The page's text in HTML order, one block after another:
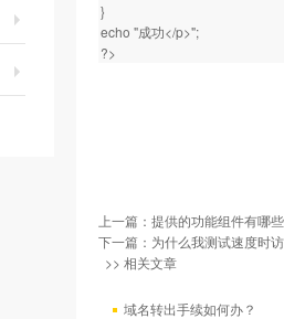
}
echo "成功</p>";
?>
上一篇： 提供的功能组件有哪
下一篇： 为什么我测试速度时
>> 相关文章
域名转出手续如何办？